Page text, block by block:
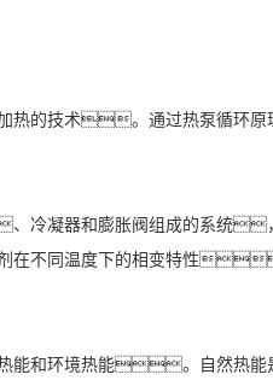
热的技术。通过热泵循环
器和膨胀阀组成的系统，
不同温度下的相变特性
能和环境热能。自然热